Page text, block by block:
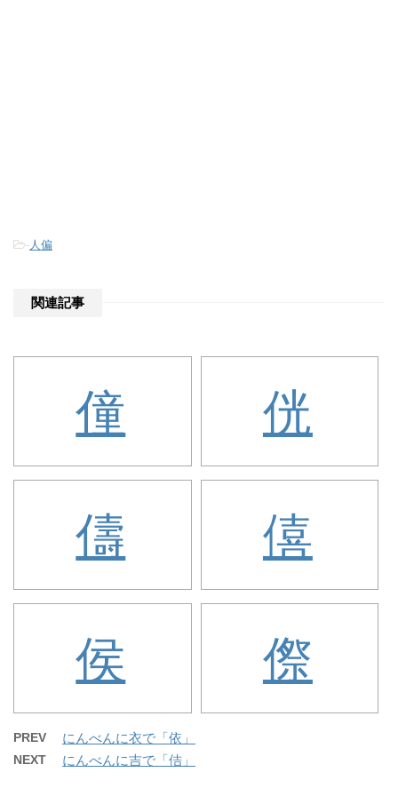
- 人偏
関連記事
僮 侊
儔 僖
侯 傺
PREV にんべんに衣で「依」
NEXT にんべんに吉で「佶」